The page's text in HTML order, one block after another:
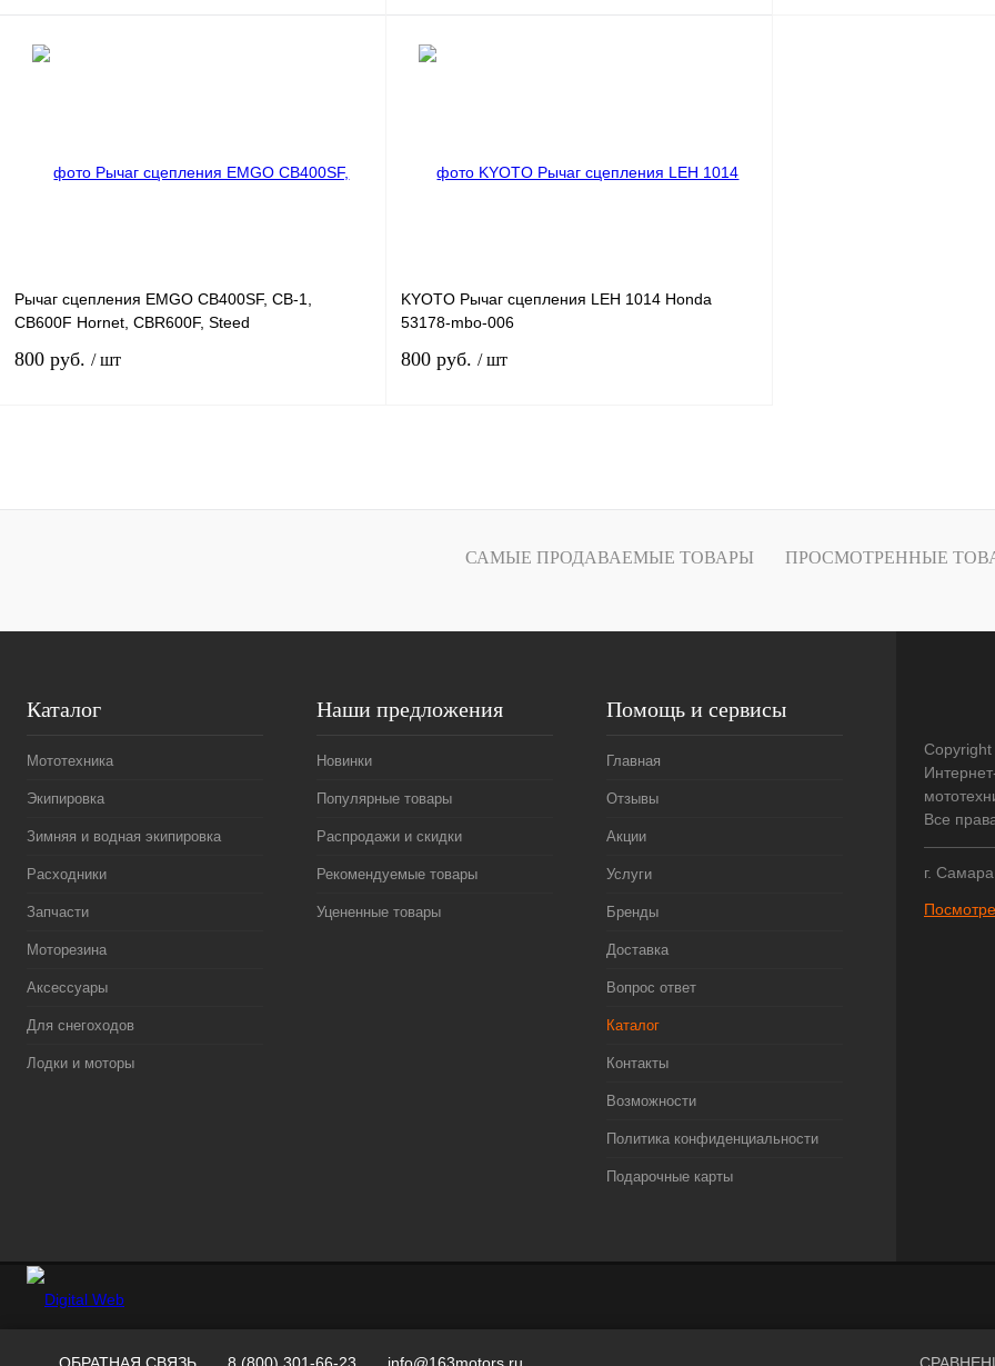
наличии
наличии
Рычаг сцепления EMGO CB400SF, CB-1,
CB600F Hornet, CBR600F, Steed
800 руб. / шт
Купить в 1 клик К сравнению
KYOTO Рычаг сцепления LEH 1014 Honda
53178-mbo-006
800 руб. / шт
Купить в 1 клик К сравнению
САМЫЕ ПРОДАВАЕМЫЕ ТОВАРЫ ПРОСМОТРЕННЫЕ
Каталог
Мототехника
Экипировка
Зимняя и водная экипировка
Расходники
Запчасти
Моторезина
Аксессуары
Для снегоходов
Лодки и моторы
Наши предложения
Новинки
Популярные товары
Распродажи и скидки
Рекомендуемые товары
Уцененные товары
Помощь и сервисы
Главная
Отзывы
Акции
Услуги
Бренды
Доставка
Вопрос ответ
Каталог
Контакты
Возможности
Политика конфиденциальности
Подарочные карты
Все
г.
ОБРАТНАЯ СВЯЗЬ 8 (800) 301-66-23 info@163motors.ru